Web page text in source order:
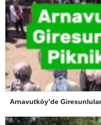
Arnavutköy’de